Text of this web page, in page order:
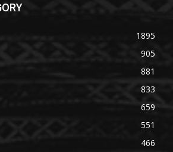
1895
905
881
833
659
551
466